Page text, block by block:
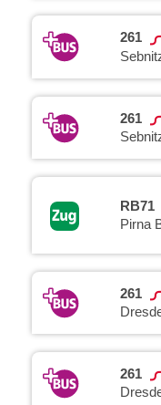
261
261
RB71
Pirna
261
261